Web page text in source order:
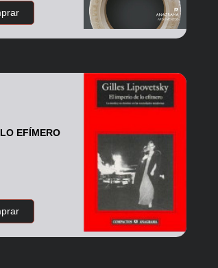
EFÍMERO